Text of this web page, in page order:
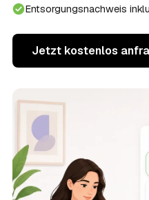
Entsorgungsnachweis
Jetzt kostenlos